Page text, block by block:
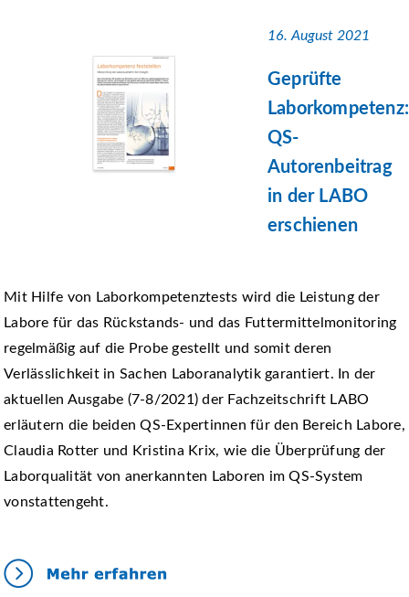
16. August 2021
Geprüfte
Laborkompetenz:
QS-
Autorenbeitrag
in der LABO
erschienen
Mit Hilfe von Laborkompetenztests wird die Leistung der
Labore für das Rückstands- und das Futtermittelmonitoring
regelmäßig auf die Probe gestellt und somit deren
Verlässlichkeit in Sachen Laboranalytik garantiert. In der
aktuellen Ausgabe (7-8/2021) der Fachzeitschrift LABO
erläutern die beiden QS-Expertinnen für den Bereich Labore,
Claudia Rotter und Kristina Krix, wie die Überprüfung der
Laborqualität von anerkannten Laboren im QS-System
vonstattengeht.